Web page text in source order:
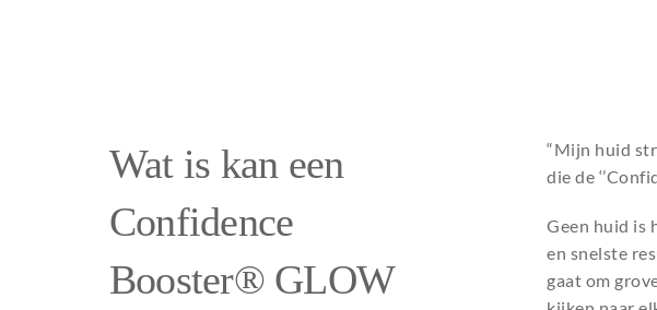
Wat is kan een
Confidence
Booster® GLOW
“Mijn huid
die de
Geen huid is
en snelste
gaat om